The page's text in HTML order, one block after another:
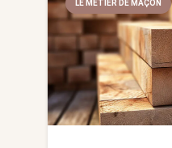
LE MÉTIER DE MAÇON